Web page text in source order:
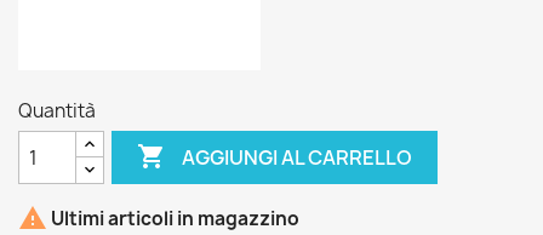
Quantità
 AGGIUNGI AL CARRELLO
 Ultimi articoli in magazzino